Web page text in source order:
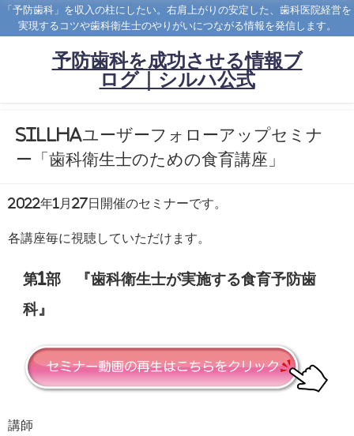
「予防歯科」を収入の柱にしたい。右肩上がりの安定した、歯科医院経営を
実現するコツや歯科衛生士のやりがいにつながる情報を発信します。
予防歯科を成功させる情報ブ
ログ｜シルハ公式
SillHaユーザーフォローアップセミナ
ー「歯科衛生士のための食育講座」
2022年1月27日開催のセミナーです。
各講座毎に視聴していただけます。
第1部 『歯科衛生士が実施する食育予防歯
科』
講師